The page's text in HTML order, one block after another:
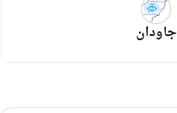
جاودان